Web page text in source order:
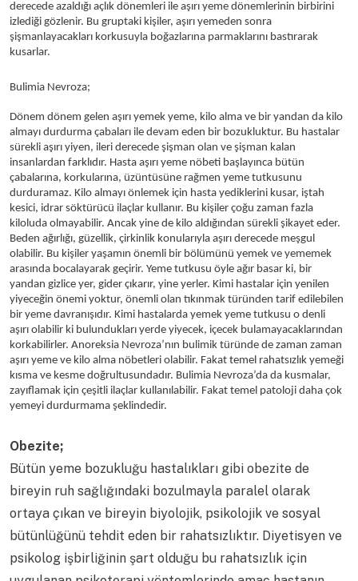
derecede azaldığı açlık dönemleri ile aşırı yeme dönemlerinin birbirini
izlediği gözlenir. Bu gruptaki kişiler, aşırı yemeden sonra
şişmanlayacakları korkusuyla boğazlarına parmaklarını bastırarak
kusarlar.
Bulimia Nevroza;
Dönem dönem gelen aşırı yemek yeme, kilo alma ve bir yandan da kilo
almayı durdurma çabaları ile devam eden bir bozukluktur. Bu hastalar
sürekli aşırı yiyen, ileri derecede şişman olan ve şişman kalan
insanlardan farklıdır. Hasta aşırı yeme nöbeti başlayınca bütün
çabalarına, korkularına, üzüntüsüne rağmen yeme tutkusunu
durduramaz. Kilo almayı önlemek için hasta yediklerini kusar, iştah
kesici, idrar söktürücü ilaçlar kullanır. Bu kişiler çoğu zaman fazla
kiloluda olmayabilir. Ancak yine de kilo aldığından sürekli şikayet eder.
Beden ağırlığı, güzellik, çirkinlik konularıyla aşırı derecede meşgul
olabilir. Bu kişiler yaşamın önemli bir bölümünü yemek ve yememek
arasında bocalayarak geçirir. Yeme tutkusu öyle ağır basar ki, bir
yandan gizlice yer, gider çıkarır, yine yerler. Kimi hastalar için yenilen
yiyeceğin önemi yoktur, önemli olan tıkınmak türünden tarif edilebilen
bir yeme davranışıdır. Kimi hastalarda yemek yeme tutkusu o denli
aşırı olabilir ki bulundukları yerde yiyecek, içecek bulamayacaklarından
korkabilirler. Anoreksia Nevroza’nın bulimik türünde de zaman zaman
aşırı yeme ve kilo alma nöbetleri olabilir. Fakat temel rahatsızlık yemeği
kısma ve kesme doğrultusundadır. Bulimia Nevroza’da da kusmalar,
zayıflamak için çeşitli ilaçlar kullanılabilir. Fakat temel patoloji daha çok
yemeyi durdurmama şeklindedir.
Obezite;
Bütün yeme bozukluğu hastalıkları gibi obezite de
bireyin ruh sağlığındaki bozulmayla paralel olarak
ortaya çıkan ve bireyin biyolojik, psikolojik ve sosyal
bütünlüğünü tehdit eden bir rahatsızlıktır. Diyetisyen ve
psikolog işbirliğinin şart olduğu bu rahatsızlık için